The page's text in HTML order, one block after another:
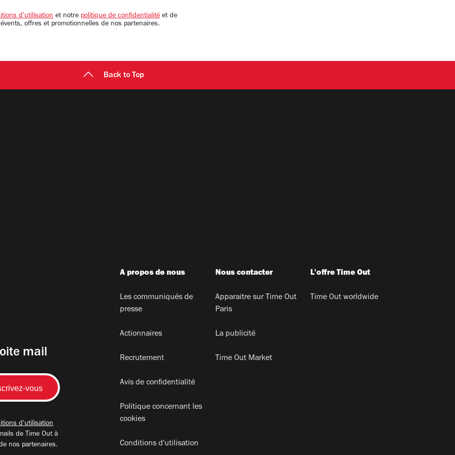
d'utilisation et notre politique de confidentialité et de
offres et promotionnelles de nos partenaires.
Back to Top
mail
d'utilisation
de Time Out à
nos partenaires.
A propos de nous
Les communiqués de
presse
Actionnaires
Recrutement
Avis de confidentialité
Politique concernant les
cookies
Conditions d'utilisation
Nous contacter
Apparaitre sur Time Out
Paris
La publicité
Time Out Market
L'offre Time Out
Time Out worldwide